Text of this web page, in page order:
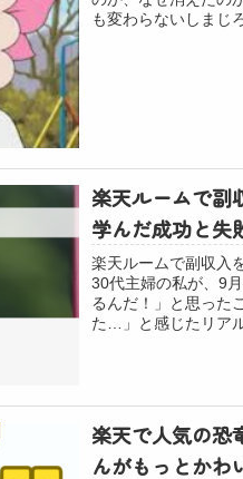
も変わらないしまじ
楽天ルームで副
学んだ成功と失
楽天ルームで副収入
30代主婦の私が、9
るんだ！」と思った
た…」と感じたリア
たい人や、効率よく
い。ぜひ読んでみて
楽天で人気の恐
んがもっとかわ